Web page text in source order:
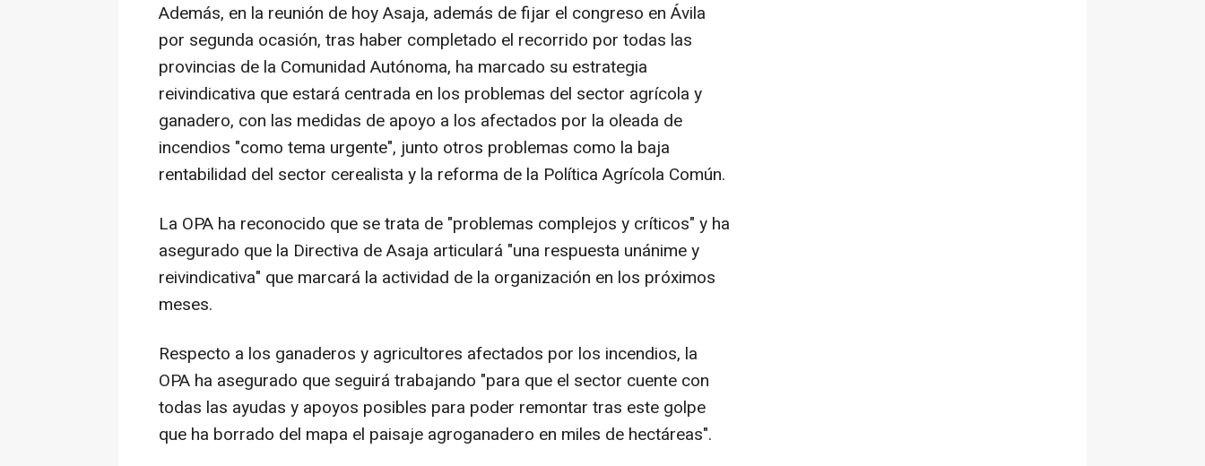
Además, en la reunión de hoy Asaja, además de fijar el congreso en Ávila
por segunda ocasión, tras haber completado el recorrido por todas las
provincias de la Comunidad Autónoma, ha marcado su estrategia
reivindicativa que estará centrada en los problemas del sector agrícola y
ganadero, con las medidas de apoyo a los afectados por la oleada de
incendios "como tema urgente", junto otros problemas como la baja
rentabilidad del sector cerealista y la reforma de la Política Agrícola Común.
La OPA ha reconocido que se trata de "problemas complejos y críticos" y ha
asegurado que la Directiva de Asaja articulará "una respuesta unánime y
reivindicativa" que marcará la actividad de la organización en los próximos
meses.
Respecto a los ganaderos y agricultores afectados por los incendios, la
OPA ha asegurado que seguirá trabajando "para que el sector cuente con
todas las ayudas y apoyos posibles para poder remontar tras este golpe
que ha borrado del mapa el paisaje agroganadero en miles de hectáreas".